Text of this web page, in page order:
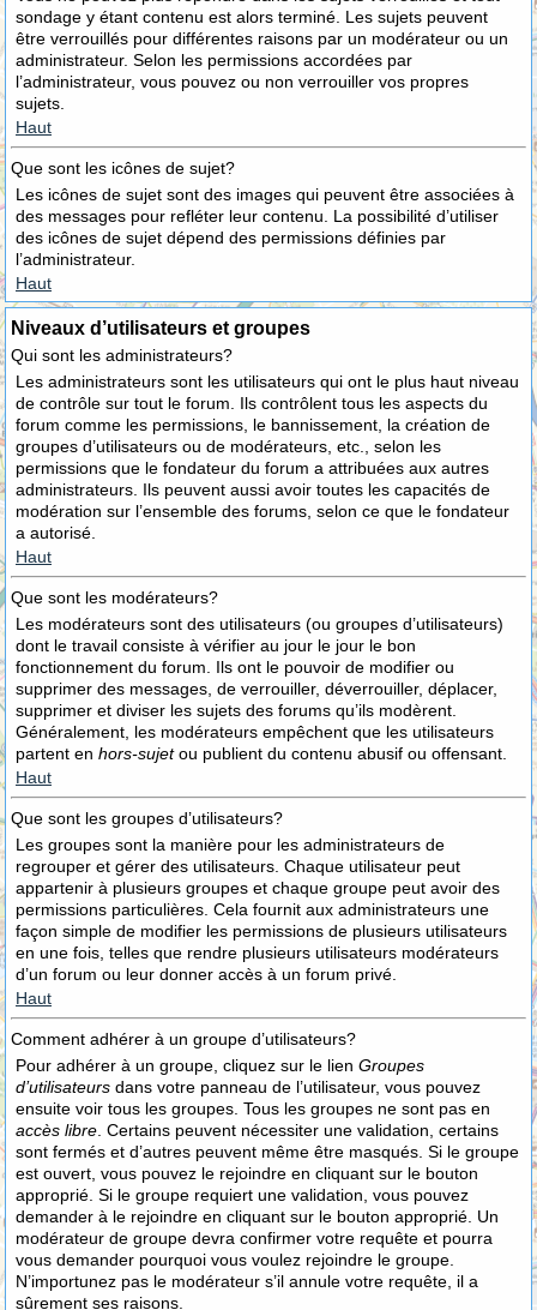
sondage y étant contenu est alors terminé. Les sujets peuvent
être verrouillés pour différentes raisons par un modérateur ou un
administrateur. Selon les permissions accordées par
l’administrateur, vous pouvez ou non verrouiller vos propres
sujets.
Haut
Que sont les icônes de sujet?
Les icônes de sujet sont des images qui peuvent être associées à
des messages pour refléter leur contenu. La possibilité d’utiliser
des icônes de sujet dépend des permissions définies par
l’administrateur.
Haut
Niveaux d’utilisateurs et groupes
Qui sont les administrateurs?
Les administrateurs sont les utilisateurs qui ont le plus haut niveau
de contrôle sur tout le forum. Ils contrôlent tous les aspects du
forum comme les permissions, le bannissement, la création de
groupes d’utilisateurs ou de modérateurs, etc., selon les
permissions que le fondateur du forum a attribuées aux autres
administrateurs. Ils peuvent aussi avoir toutes les capacités de
modération sur l’ensemble des forums, selon ce que le fondateur
a autorisé.
Haut
Que sont les modérateurs?
Les modérateurs sont des utilisateurs (ou groupes d’utilisateurs)
dont le travail consiste à vérifier au jour le jour le bon
fonctionnement du forum. Ils ont le pouvoir de modifier ou
supprimer des messages, de verrouiller, déverrouiller, déplacer,
supprimer et diviser les sujets des forums qu’ils modèrent.
Généralement, les modérateurs empêchent que les utilisateurs
partent en hors-sujetou publient du contenu abusif ou offensant.
Haut
Que sont les groupes d’utilisateurs?
Les groupes sont la manière pour les administrateurs de
regrouper et gérer des utilisateurs. Chaque utilisateur peut
appartenir à plusieurs groupes et chaque groupe peut avoir des
permissions particulières. Cela fournit aux administrateurs une
façon simple de modifier les permissions de plusieurs utilisateurs
en une fois, telles que rendre plusieurs utilisateurs modérateurs
d’un forum ou leur donner accès à un forum privé.
Haut
Comment adhérer à un groupe d’utilisateurs?
Pour adhérer à un groupe, cliquez sur le lien Groupes
d’utilisateurs dans votre panneau de l’utilisateur, vous pouvez
ensuite voir tous les groupes. Tous les groupes ne sont pas en
accès libre . Certains peuvent nécessiter une validation, certains
sont fermés et d’autres peuvent même être masqués. Si le groupe
est ouvert, vous pouvez le rejoindre en cliquant sur le bouton
approprié. Si le groupe requiert une validation, vous pouvez
demander à le rejoindre en cliquant sur le bouton approprié. Un
modérateur de groupe devra confirmer votre requête et pourra
vous demander pourquoi vous voulez rejoindre le groupe.
N’importunez pas le modérateur s’il annule votre requête, il a
sûrement ses raisons.